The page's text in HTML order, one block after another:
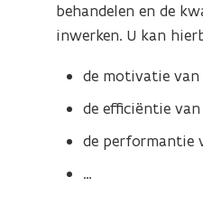
behandelen en de
inwerken. U kan
de motivatie van
de efficiëntie
de performantie
…